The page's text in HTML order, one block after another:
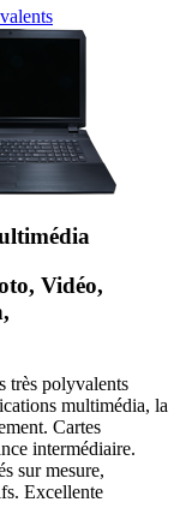
Vidéo,
très polyvalents
multimédia, la
Cartes
intermédiaire.
sur mesure,
Excellente